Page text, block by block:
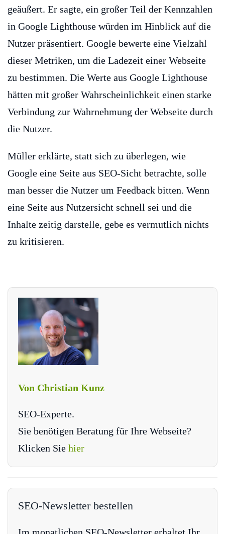
geäußert. Er sagte, ein großer Teil der Kennzahlen
in Google Lighthouse würden im Hinblick auf die
Nutzer präsentiert. Google bewerte eine Vielzahl
dieser Metriken, um die Ladezeit einer Webseite
zu bestimmen. Die Werte aus Google Lighthouse
hätten mit großer Wahrscheinlichkeit einen starke
Verbindung zur Wahrnehmung der Webseite durch
die Nutzer.
Müller erklärte, statt sich zu überlegen, wie
Google eine Seite aus SEO-Sicht betrachte, solle
man besser die Nutzer um Feedback bitten. Wenn
eine Seite aus Nutzersicht schnell sei und die
Inhalte zeitig darstelle, gebe es vermutlich nichts
zu kritisieren.
Von Christian Kunz
SEO-Experte.
Sie benötigen Beratung für Ihre Webseite?
Klicken Sie hier
SEO-Newsletter bestellen